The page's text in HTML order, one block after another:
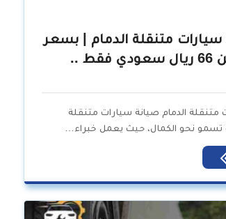
سيارات متنقلة الدمام | بسعر
فقط ..
متنقلة الدمام صيانة سيارات متنقلة
تسمو نحو الكمال، حيث يعمل خبراء…